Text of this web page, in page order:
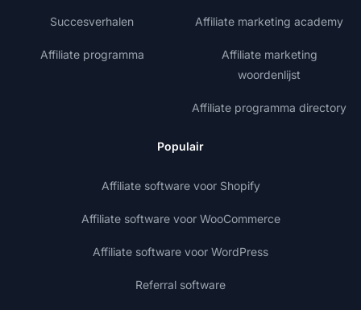
Succesverhalen
Affiliate programma
Affiliate marketing academy
Affiliate marketing
woordenlijst
Affiliate programma directory
Populair
Affiliate software voor Shopify
Affiliate software voor WooCommerce
Affiliate software voor WordPress
Referral software